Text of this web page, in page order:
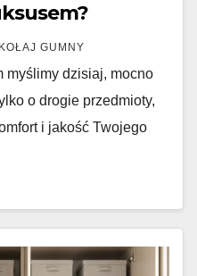
GUMNY
myślimy dzisiaj, mocno
o drogie przedmioty,
i jakość Twojego